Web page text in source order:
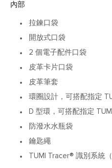
內部
拉鍊口袋
開放式口袋
2 個電子配件口袋
皮革卡片口袋
皮革筆套
環圈設計，可搭配指定
D 型環，可搭配指定
防潑水水瓶袋
鑰匙繩
TUMI Tracer® 識別系統